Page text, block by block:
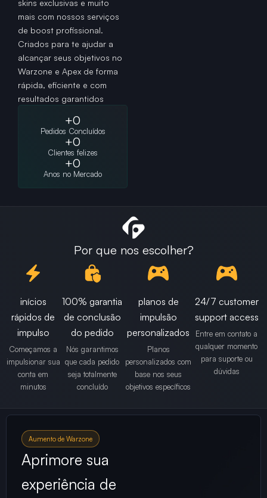
skins exclusivas e muito
mais com nossos serviços
de boost profissional.
Criados para te ajudar a
alcançar seus objetivos no
Warzone e Apex de forma
rápida, eficiente e com
resultados garantidos
Pedidos Concluídos
+0
Clientes felizes
+0
Anos no Mercado
+0
Por que nos escolher?
inícios
rápidos de
impulso
Começamos a
impulsionar sua
conta em
minutos
100% garantia
de conclusão
do pedido
Nós garantimos
que cada pedido
seja totalmente
concluído
planos de
impulsão
personalizados
Planos
personalizados com
base nos seus
objetivos específicos
24/7 customer
support access
Entre em contato a
qualquer momento
para suporte ou
dúvidas
Aumento de Warzone
Aprimore sua
experiência de